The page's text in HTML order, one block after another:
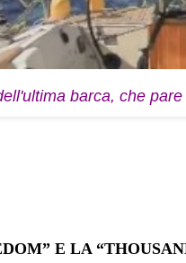
barca, che
E LA